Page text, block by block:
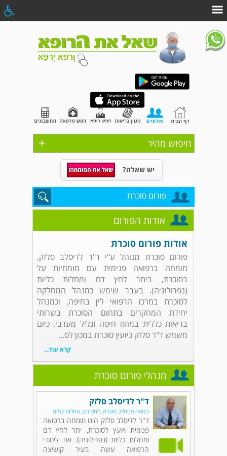
+ חיפוש מהיר
יש שאלה?
פורום סוכרת
אודות הפורום
אודות פורום סוכרת
פורום סוכרת מנוהל ע"י ד"ר לדיסלב סלזק,
מומחה ברפואה פנימית עם מומחיות על
בסוכרת, ביתר לחץ דם ומחלות כליות
(נפרולוגיה). בעבר שימש כמנהל המחלקה
לסוכרת במרכז הרפואי לין בחיפה, וכמנהל
יחידת המחקרים בתחום הסוכרת בשרותי
בריאות כללית במחוז חיפה וגליל מערבי. כיום
משמש ד"ר סלזק כיועץ סוכרת במכון לס...
קרא עוד...
מנהלי פורום סוכרת
ד"ר לדיסלב סלזק
רפואה פנימית, סוכרת, לחץ דם, מחלות כליות
ד"ר לדיסלב סלזק הינו מומחה ברפואה
פנימית ויועץ לסוכרת, יתר לחץ דם
ומחלות כליות (נפרולוגיה). את לימודי
הרפואה עשה בעיר קושיצה